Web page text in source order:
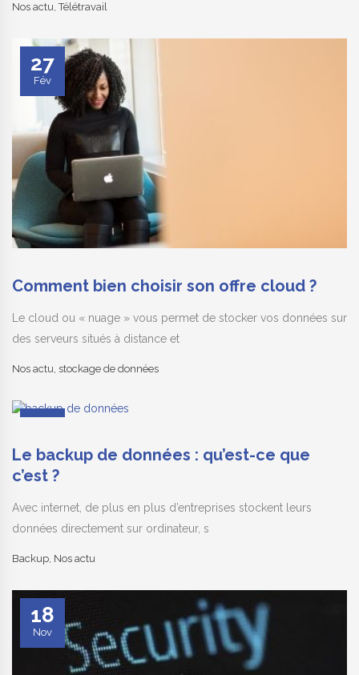
Nos actu,Télétravail
27
Fév
Comment bien choisir son offre cloud ?
Le cloud ou « nuage » vous permet de stocker vos données sur
des serveurs situés à distance et
Nos actu stockage de données
22
Le backup de données : qu’est-ce que
c’est ?
Avec internet, de plus en plus d’entreprises stockent leurs
données directement sur ordinateur, s
Backup Nos actu
18
Nov